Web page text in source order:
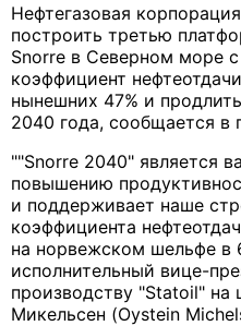
Нефтегазовая
построить третью
Snorre в Северном море
коэффициент
нынешних 47% и
2040 года, сообщается в
""Snorre 2040" является
повышению
и поддерживает наше
коэффициента
на норвежском шельфе в
исполнительный вице-
производству "Statoil"
Микельсен (Oystein